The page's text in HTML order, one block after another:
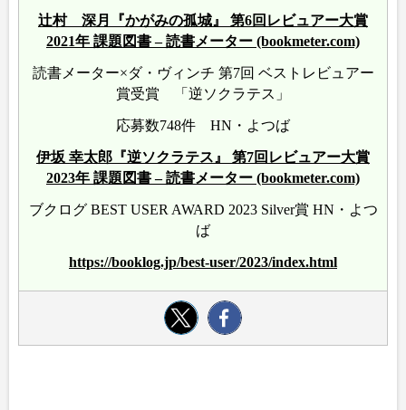
辻村 深月『かがみの孤城』 第6回レビュアー大賞
2021年 課題図書 – 読書メーター (bookmeter.com)
読書メーター×ダ・ヴィンチ 第7回 ベストレビュアー
賞受賞 「逆ソクラテス」
応募数748件 HN・よつば
伊坂 幸太郎『逆ソクラテス』 第7回レビュアー大賞
2023年 課題図書 – 読書メーター (bookmeter.com)
ブクログ BEST USER AWARD 2023 Silver賞 HN・よつ
ば
https://booklog.jp/best-user/2023/index.html